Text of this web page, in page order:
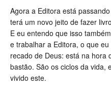
Agora a Editora está
terá um novo jeito de fazer
E eu entendo que isso
e trabalhar a Editora, o que
recado de Deus: está na hora
bastão. São os ciclos da vida,
vivido este.